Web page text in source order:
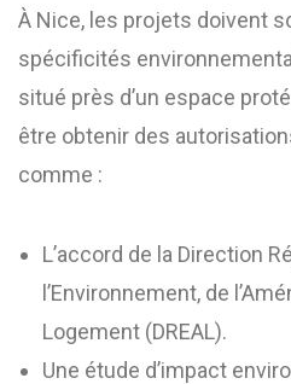
À Nice, les projets doivent
spécificités
situé près d’un espace
être obtenir des
comme :
L’accord de la Direction
l’Environnement, de
Logement (DREAL).
Une étude d’impact